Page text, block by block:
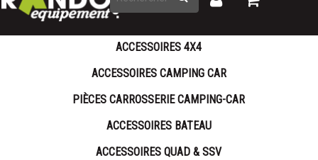
ACCESSOIRES 4X4
ACCESSOIRES CAMPING CAR
PIÈCES CARROSSERIE CAMPING-CAR
ACCESSOIRES BATEAU
ACCESSOIRES QUAD & SSV